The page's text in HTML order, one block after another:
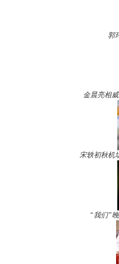
郭
金晨亮相
宋轶初秋机
“我们”